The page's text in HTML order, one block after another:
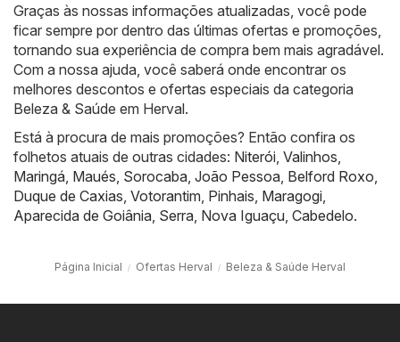
Graças às nossas informações atualizadas, você pode
ficar sempre por dentro das últimas ofertas e promoções,
tornando sua experiência de compra bem mais agradável.
Com a nossa ajuda, você saberá onde encontrar os
melhores descontos e ofertas especiais da categoria
Beleza & Saúde em Herval.
Está à procura de mais promoções? Então confira os
folhetos atuais de outras cidades: Niterói Valinhos
Maringá Maués Sorocaba João Pessoa Belford Roxo
Duque de Caxias Votorantim Pinhais Maragogi
Aparecida de Goiânia Serra Nova Iguaçu Cabedelo.
Página Inicial Ofertas Herval Beleza & Saúde Herval